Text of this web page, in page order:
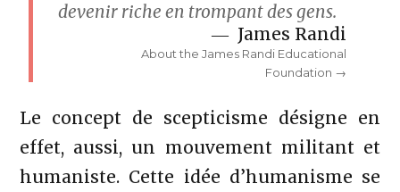
devenir riche en trompant des gens.
James Randi
About the James Randi Educational
Foundation
Le concept de scepticisme désigne en
effet, aussi, un mouvement militant et
humaniste. Cette idée d’humanisme se